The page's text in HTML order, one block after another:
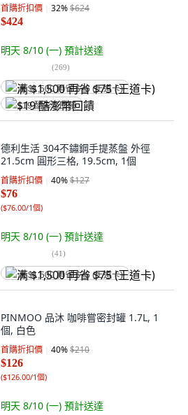
首購折扣價 32%$624
$424
明天 8/10 (一) 預計送達
(269)
满 $1,500 再省 $75 (王道卡)
$19 酷澎幣回饋
德利生活 304不鏽鋼手提蒸盤 外徑
21.5cm 圓形三格, 19.5cm, 1個
首購折扣價 40%$127
$76
($76.00/1個)
明天 8/10 (一) 預計送達
(41)
满 $1,500 再省 $75 (王道卡)
PINMOO 品沐 咖啡嘗密封罐 1.7L, 1
個, 白色
首購折扣價 40%$210
$126
($126.00/1個)
明天 8/10 (一) 預計送達